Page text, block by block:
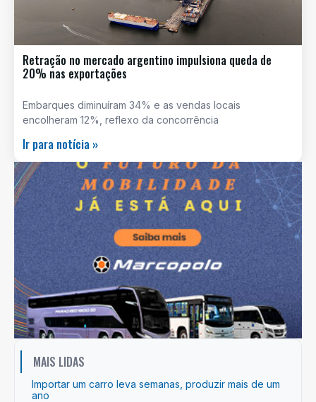
Retração no mercado argentino impulsiona queda de
20% nas exportações
Embarques diminuíram 34% e as vendas locais
encolheram 12%, reflexo da concorrência
Ir para notícia »
MAIS LIDAS
Importar um carro leva semanas, produzir mais de um
ano